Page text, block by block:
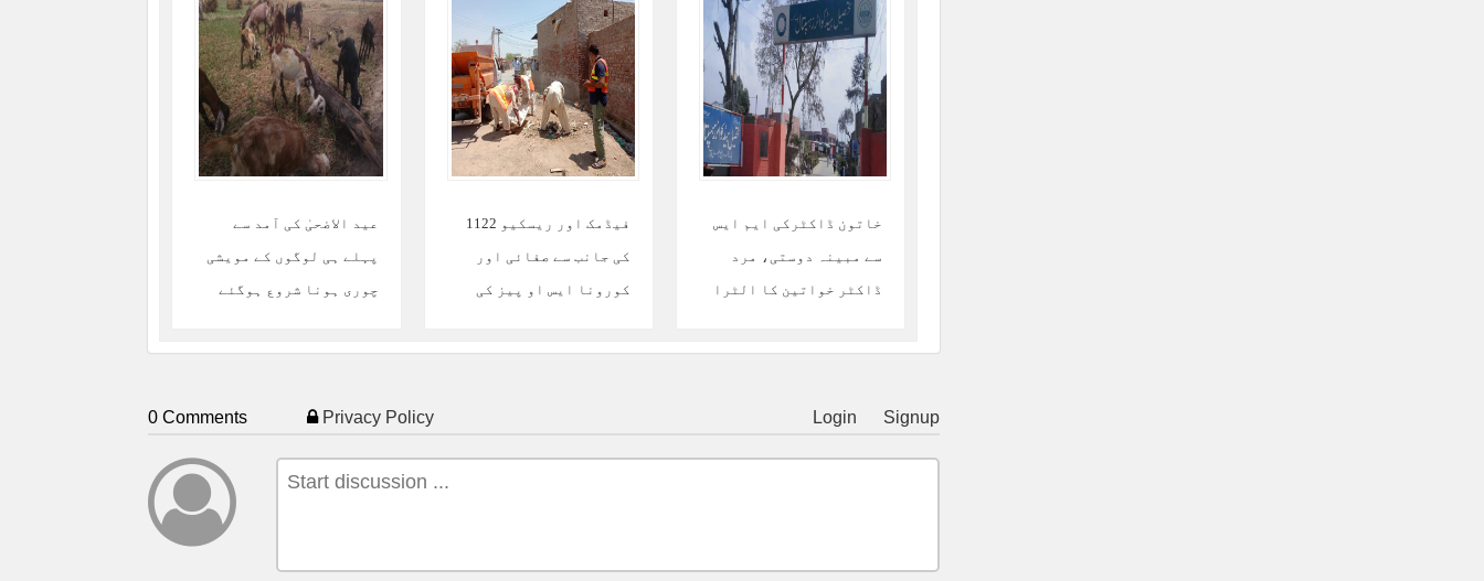
عید الاضحیٰ کی آمد سے
پہلے ہی لوگوں کے مویشی
چوری ہونا شروع ہوگئے
فیڈمک اور ریسکیو 1122
کی جانب سے صفائی اور
کورونا ایس او پیز کی
خاتون ڈاکٹرکی ایم ایس
سے مبینہ دوستی، مرد
ڈاکٹر خواتین کا الٹرا
0 Comments Privacy Policy Login Signup